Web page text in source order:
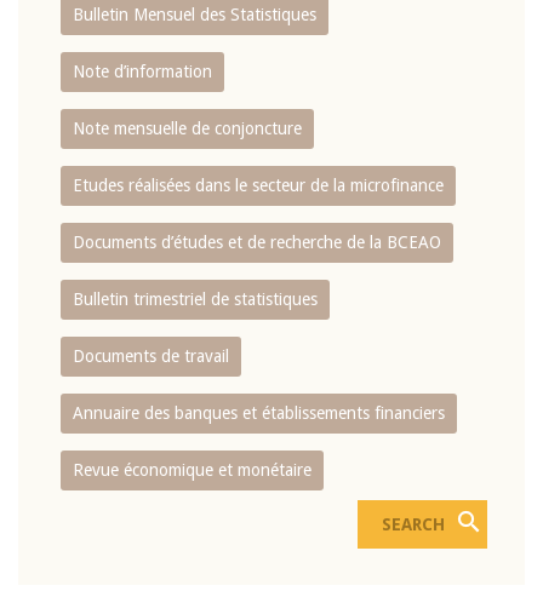
Bulletin Mensuel des Statistiques
Note d’information
Note mensuelle de conjoncture
Etudes réalisées dans le secteur de la microfinance
Documents d’études et de recherche de la BCEAO
Bulletin trimestriel de statistiques
Documents de travail
Annuaire des banques et établissements financiers
Revue économique et monétaire